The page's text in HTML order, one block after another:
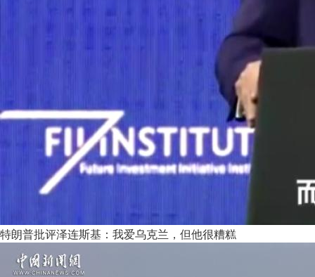
特朗普批评泽连斯基：我爱乌克兰，但他很糟糕